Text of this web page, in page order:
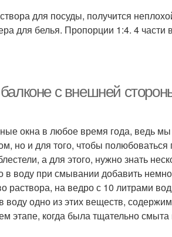
для посуды, получится
для белья. Пропорции 1:4. 4 части
с внешней
окна в любое время года, ведь
но и для того, чтобы
а для этого, нужно знать
воду при смывании добавить
раствора, на ведро с 10 литрами
воду одно из этих веществ,
этапе, когда была тщательно